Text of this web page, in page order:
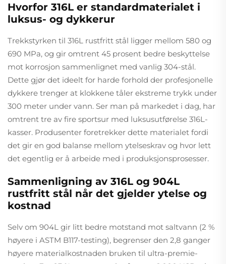
Hvorfor 316L er standardmaterialet i
luksus- og dykkerur
Trekkstyrken til 316L rustfritt stål ligger mellom 580 og
690 MPa, og gir omtrent 45 prosent bedre beskyttelse
mot korrosjon sammenlignet med vanlig 304-stål.
Dette gjør det ideelt for harde forhold der profesjonelle
dykkere trenger at klokkene tåler ekstreme trykk under
300 meter under vann. Ser man på markedet i dag, har
omtrent tre av fire sportsur med luksusutførelse 316L-
kasser. Produsenter foretrekker dette materialet fordi
det gir en god balanse mellom ytelseskrav og hvor lett
det egentlig er å arbeide med i produksjonsprosesser.
Sammenligning av 316L og 904L
rustfritt stål når det gjelder ytelse og
kostnad
Selv om 904L gir litt bedre motstand mot saltvann (2 %
høyere i ASTM B117-testing), begrenser den 2,8 ganger
høyere materialkostnaden bruken til ultra-premie-